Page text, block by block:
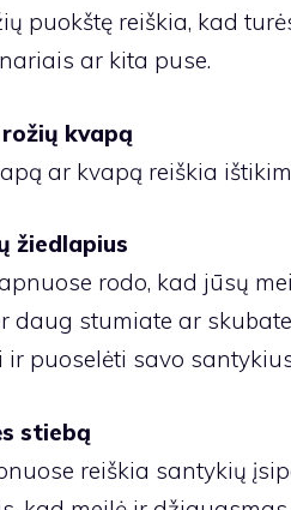
puokštę reiškia, kad
ar kita puse.
kvapą
ar kvapą reiškia
žiedlapius
rodo, kad jūsų
daug stumiate ar
puoselėti savo
stiebą
reiškia santykių